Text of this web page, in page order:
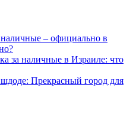
наличные – официально в
за наличные в Израиле: что
Прекрасный город для